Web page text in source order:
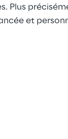
Plus
et